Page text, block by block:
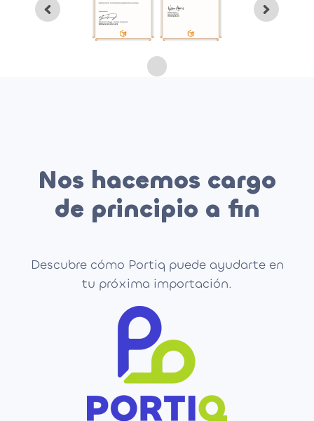
Nos hacemos cargo
de principio a fin
Descubre cómo Portiq puede ayudarte en
tu próxima importación.